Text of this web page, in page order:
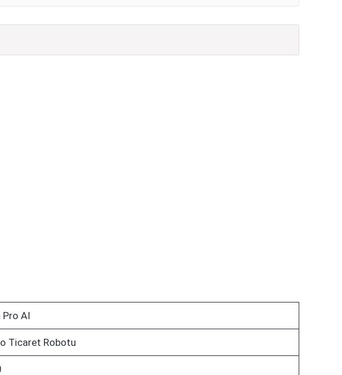
Pro AI
Ticaret Robotu